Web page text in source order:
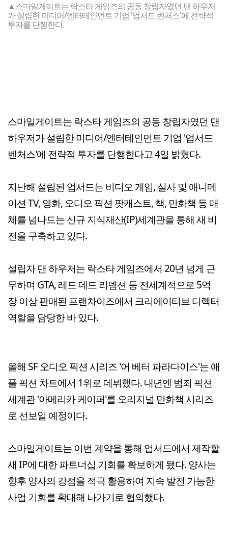
▲스마일게이트는 락스타 게임즈의 공동 창립자였던 댄 하우저
가 설립한 미디어/엔터테인먼트 기업 '업서드 벤처스'에 전략적
투자를 단행한다.
스마일게이트는 락스타 게임즈의 공동 창립자였던 댄
하우저가 설립한 미디어/엔터테인먼트 기업 '업서드
벤처스'에 전략적 투자를 단행한다고 4일 밝혔다.
지난해 설립된 업서드는 비디오 게임, 실사 및 애니메
이션 TV, 영화, 오디오 픽션 팟캐스트, 책, 만화책 등 매
체를 넘나드는 신규 지식재산(IP)세계관을 통해 새 비
전을 구축하고 있다.
설립자 댄 하우저는 락스타 게임즈에서 20년 넘게 근
무하며 GTA, 레드 데드 리뎀션 등 전세계적으로 5억
장 이상 판매된 프랜차이즈에서 크리에이티브 디렉터
역할을 담당한 바 있다.
올해 SF 오디오 픽션 시리즈 '어 베터 파라다이스'는 애
플 픽션 차트에서 1위로 데뷔했다. 내년엔 범죄 픽션
세계관 '아메리카 케이퍼'를 오리지널 만화책 시리즈
로 선보일 예정이다.
스마일게이트는 이번 계약을 통해 업서드에서 제작할
새 IP에 대한 파트너십 기회를 확보하게 됐다. 양사는
향후 양사의 강점을 적극 활용하여 지속 발전 가능한
사업 기회를 확대해 나가기로 협의했다.